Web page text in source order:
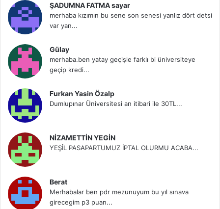
ŞADUMNA FATMA sayar
merhaba kızımın bu sene son senesi yanlız dört detsi
var yan...
Gülay
merhaba.ben yatay geçişle farklı bi üniversiteye
geçip kredi...
Furkan Yasin Özalp
Dumlupınar Üniversitesi an itibari ile 30TL...
NİZAMETTİN YEGİN
YEŞİL PASAPARTUMUZ İPTAL OLURMU ACABA...
Berat
Merhabalar ben pdr mezunuyum bu yıl sınava
girecegim p3 puan...